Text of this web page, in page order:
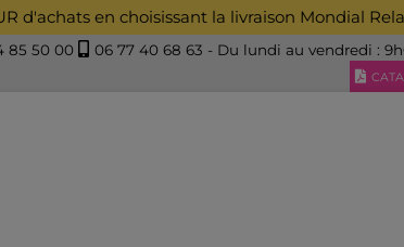
d'achats en choisissant la livraison Mondial
85 50 00 06 77 40 68 63 - Du lundi au vendredi :